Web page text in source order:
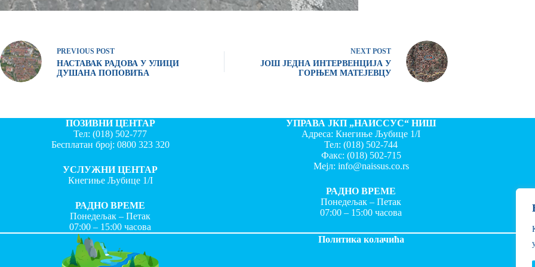
PREVIOUS POST
НАСТАВАК РАДОВА У УЛИЦИ
ДУШАНА ПОПОВИЋА
NEXT POST
ЈОШ ЈЕДНА ИНТЕРВЕНЦИЈА У
ГОРЊЕМ МАТЕЈЕВЦУ
ПОЗИВНИ ЦЕНТАР
Тел:(018) 502-777
Бесплатан број: 0800 323 320
УСЛУЖНИ ЦЕНТАР
Кнегиње Љубице 1/I
РАДНО ВРЕМЕ
Понедељак – Петак
07:00 – 15:00 часова
УПРАВА ЈКП „НАИССУС“ НИШ
Адреса: Кнегиње Љубице 1/I
Тел:(018) 502-744
Факс: (018) 502-715
Мејл: info@naissus.co.rs
РАДНО ВРЕМЕ
Понедељак – Петак
07:00 – 15:00 часова
Политика колачића